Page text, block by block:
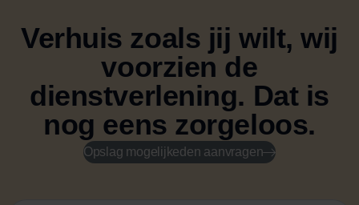
Verhuis zoals jij wilt, wij
voorzien de
dienstverlening. Dat is
nog eens zorgeloos.
Opslag mogelijkeden aanvragen